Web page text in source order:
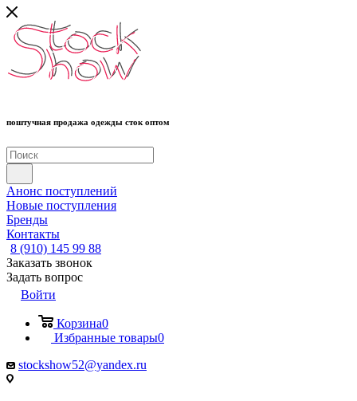
поштучная продажа одежды сток оптом
Анонс поступлений
Новые поступления
Бренды
Контакты
8 (910) 145 99 88
Заказать звонок
Задать вопрос
Войти
Корзина0
Избранные товары0
stockshow52@yandex.ru